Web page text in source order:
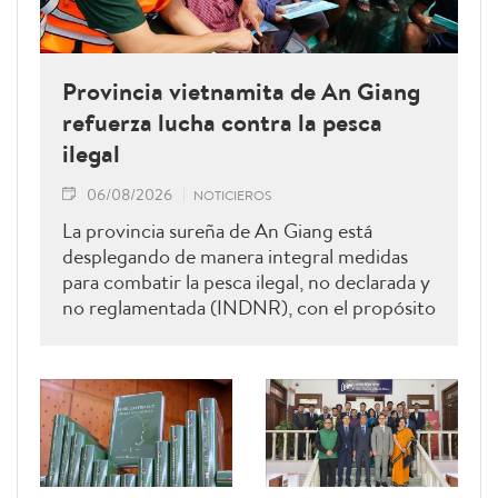
Provincia vietnamita de An Giang
refuerza lucha contra la pesca
ilegal
06/08/2026 NOTICIEROS
La provincia sureña de An Giang está
desplegando de manera integral medidas
para combatir la pesca ilegal, no declarada y
no reglamentada (INDNR), con el propósito
advertencia de la “tarjeta amarilla” impuesta
por la Comisión Europea y reforzar el
prestigio del sector pesquero vietnamita.